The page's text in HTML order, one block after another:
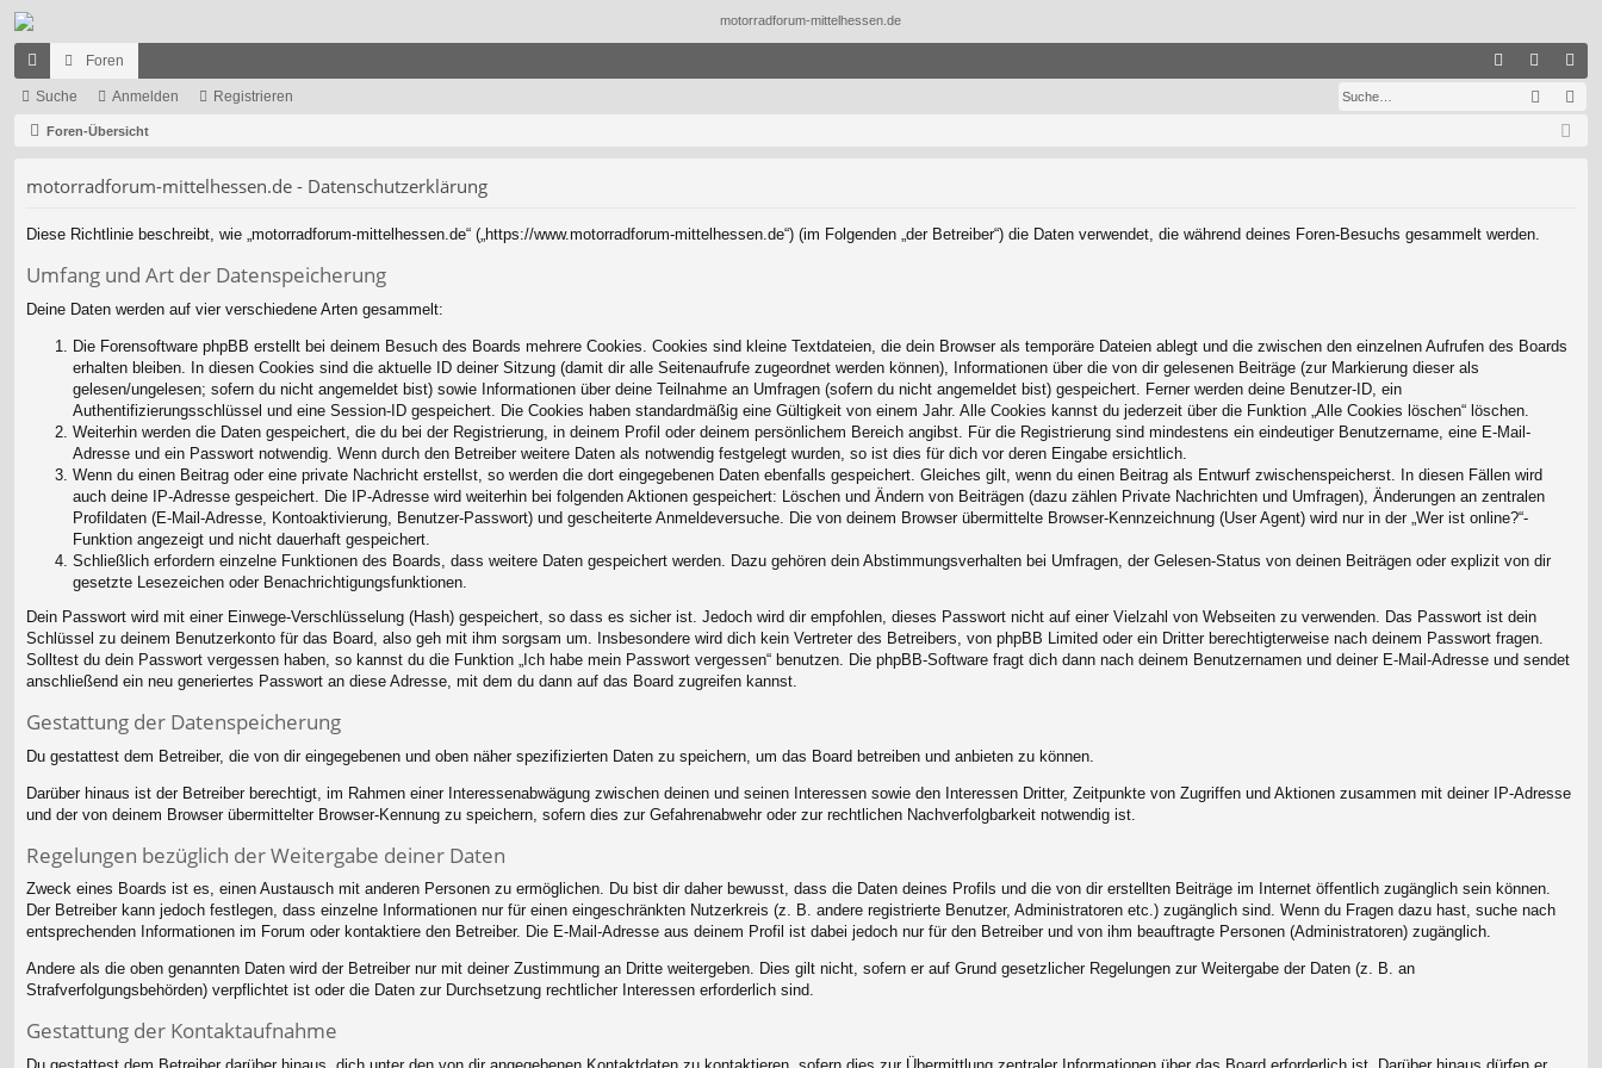
ch
ne
riff
Foren
n
n
eg
ist
Suche Anmelden Registrieren Suche
Foren-Übersicht
motorradforum-mittelhessen.de - Datenschutzerklärung
Diese Richtlinie beschreibt, wie „motorradforum-mittelhessen.de“ („https://www.motorradforum-mittelhessen.de“) (im Folgenden „der Betreiber“) die Daten verwendet, die während deines Foren-Besuchs gesammelt werden.
Umfang und Art der Datenspeicherung
Deine Daten werden auf vier verschiedene Arten gesammelt:
Die Forensoftware phpBB erstellt bei deinem Besuch des Boards mehrere Cookies. Cookies sind kleine Textdateien, die dein Browser als temporäre Dateien ablegt und die zwischen den einzelnen Aufrufen des Boards
erhalten bleiben. In diesen Cookies sind die aktuelle ID deiner Sitzung (damit dir alle Seitenaufrufe zugeordnet werden können), Informationen über die von dir gelesenen Beiträge (zur Markierung dieser als
gelesen/ungelesen; sofern du nicht angemeldet bist) sowie Informationen über deine Teilnahme an Umfragen (sofern du nicht angemeldet bist) gespeichert. Ferner werden deine Benutzer-ID, ein
Authentifizierungsschlüssel und eine Session-ID gespeichert. Die Cookies haben standardmäßig eine Gültigkeit von einem Jahr. Alle Cookies kannst du jederzeit über die Funktion „Alle Cookies löschen“ löschen.
Weiterhin werden die Daten gespeichert, die du bei der Registrierung, in deinem Profil oder deinem persönlichem Bereich angibst. Für die Registrierung sind mindestens ein eindeutiger Benutzername, eine E-Mail-
Adresse und ein Passwort notwendig. Wenn durch den Betreiber weitere Daten als notwendig festgelegt wurden, so ist dies für dich vor deren Eingabe ersichtlich.
Wenn du einen Beitrag oder eine private Nachricht erstellst, so werden die dort eingegebenen Daten ebenfalls gespeichert. Gleiches gilt, wenn du einen Beitrag als Entwurf zwischenspeicherst. In diesen Fällen wird
auch deine IP-Adresse gespeichert. Die IP-Adresse wird weiterhin bei folgenden Aktionen gespeichert: Löschen und Ändern von Beiträgen (dazu zählen Private Nachrichten und Umfragen), Änderungen an zentralen
Profildaten (E-Mail-Adresse, Kontoaktivierung, Benutzer-Passwort) und gescheiterte Anmeldeversuche. Die von deinem Browser übermittelte Browser-Kennzeichnung (User Agent) wird nur in der „Wer ist online?“-
Funktion angezeigt und nicht dauerhaft gespeichert.
Schließlich erfordern einzelne Funktionen des Boards, dass weitere Daten gespeichert werden. Dazu gehören dein Abstimmungsverhalten bei Umfragen, der Gelesen-Status von deinen Beiträgen oder explizit von dir
gesetzte Lesezeichen oder Benachrichtigungsfunktionen.
Dein Passwort wird mit einer Einwege-Verschlüsselung (Hash) gespeichert, so dass es sicher ist. Jedoch wird dir empfohlen, dieses Passwort nicht auf einer Vielzahl von Webseiten zu verwenden. Das Passwort ist dein
Schlüssel zu deinem Benutzerkonto für das Board, also geh mit ihm sorgsam um. Insbesondere wird dich kein Vertreter des Betreibers, von phpBB Limited oder ein Dritter berechtigterweise nach deinem Passwort fragen.
Solltest du dein Passwort vergessen haben, so kannst du die Funktion „Ich habe mein Passwort vergessen“ benutzen. Die phpBB-Software fragt dich dann nach deinem Benutzernamen und deiner E-Mail-Adresse und sendet
anschließend ein neu generiertes Passwort an diese Adresse, mit dem du dann auf das Board zugreifen kannst.
Gestattung der Datenspeicherung
Du gestattest dem Betreiber, die von dir eingegebenen und oben näher spezifizierten Daten zu speichern, um das Board betreiben und anbieten zu können.
Darüber hinaus ist der Betreiber berechtigt, im Rahmen einer Interessenabwägung zwischen deinen und seinen Interessen sowie den Interessen Dritter, Zeitpunkte von Zugriffen und Aktionen zusammen mit deiner IP-Adresse
und der von deinem Browser übermittelter Browser-Kennung zu speichern, sofern dies zur Gefahrenabwehr oder zur rechtlichen Nachverfolgbarkeit notwendig ist.
Regelungen bezüglich der Weitergabe deiner Daten
Zweck eines Boards ist es, einen Austausch mit anderen Personen zu ermöglichen. Du bist dir daher bewusst, dass die Daten deines Profils und die von dir erstellten Beiträge im Internet öffentlich zugänglich sein können.
Der Betreiber kann jedoch festlegen, dass einzelne Informationen nur für einen eingeschränkten Nutzerkreis (z. B. andere registrierte Benutzer, Administratoren etc.) zugänglich sind. Wenn du Fragen dazu hast, suche nach
entsprechenden Informationen im Forum oder kontaktiere den Betreiber. Die E-Mail-Adresse aus deinem Profil ist dabei jedoch nur für den Betreiber und von ihm beauftragte Personen (Administratoren) zugänglich.
Andere als die oben genannten Daten wird der Betreiber nur mit deiner Zustimmung an Dritte weitergeben. Dies gilt nicht, sofern er auf Grund gesetzlicher Regelungen zur Weitergabe der Daten (z. B. an
Strafverfolgungsbehörden) verpflichtet ist oder die Daten zur Durchsetzung rechtlicher Interessen erforderlich sind.
Gestattung der Kontaktaufnahme